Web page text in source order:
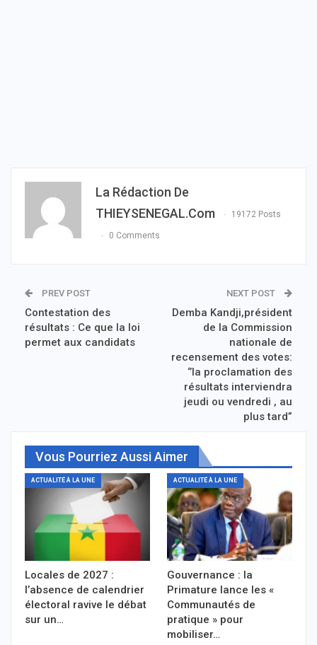
La Rédaction De
THIEYSENEGAL.com
19172 Posts
0 Comments
PREV POST
Contestation des
résultats : Ce que la loi
permet aux candidats
NEXT POST
Demba Kandji,président
de la Commission
nationale de
recensement des votes:
‘’la proclamation des
résultats interviendra
jeudi ou vendredi , au
plus tard”
Vous Pourriez Aussi Aimer
ACTUALITÉ À LA UNE
Locales de 2027 :
l’absence de calendrier
électoral ravive le débat
sur un…
ACTUALITÉ À LA UNE
Gouvernance : la
Primature lance les «
Communautés de
pratique » pour
mobiliser…